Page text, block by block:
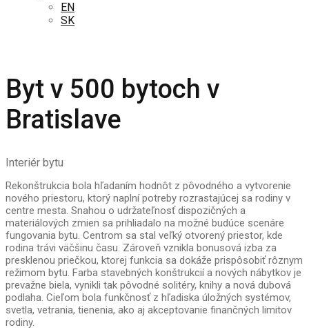
EN
SK
Byt v 500 bytoch v
Bratislave
Interiér bytu
Rekonštrukcia bola hľadaním hodnôt z pôvodného a vytvorenie
nového priestoru, ktorý naplní potreby rozrastajúcej sa rodiny v
centre mesta. Snahou o udržateľnosť dispozičných a
materiálových zmien sa prihliadalo na možné budúce scenáre
fungovania bytu. Centrom sa stal veľký otvorený priestor, kde
rodina trávi väčšinu času. Zároveň vznikla bonusová izba za
presklenou priečkou, ktorej funkcia sa dokáže prispôsobiť rôznym
režimom bytu. Farba stavebných konštrukcií a nových nábytkov je
prevažne biela, vynikli tak pôvodné solitéry, knihy a nová dubová
podlaha. Cieľom bola funkčnosť z hľadiska úložných systémov,
svetla, vetrania, tienenia, ako aj akceptovanie finančných limitov
rodiny.